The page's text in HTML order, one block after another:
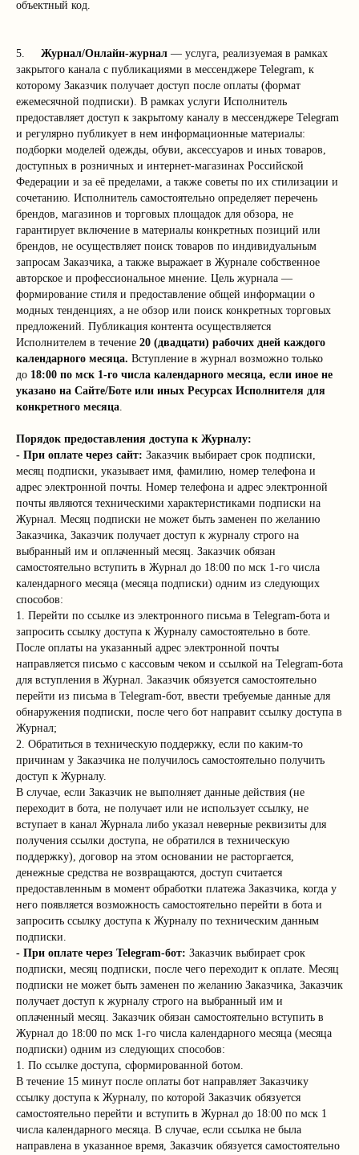
объектный код.
5. Журнал/Онлайн-журнал — услуга, реализуемая в рамках
закрытого канала с публикациями в мессенджере Telegram, к
которому Заказчик получает доступ после оплаты (формат
ежемесячной подписки). В рамках услуги Исполнитель
предоставляет доступ к закрытому каналу в мессенджере Telegram
и регулярно публикует в нем информационные материалы:
подборки моделей одежды, обуви, аксессуаров и иных товаров,
доступных в розничных и интернет-магазинах Российской
Федерации и за её пределами, а также советы по их стилизации и
сочетанию. Исполнитель самостоятельно определяет перечень
брендов, магазинов и торговых площадок для обзора, не
гарантирует включение в материалы конкретных позиций или
брендов, не осуществляет поиск товаров по индивидуальным
запросам Заказчика, а также выражает в Журнале собственное
авторское и профессиональное мнение. Цель журнала —
формирование стиля и предоставление общей информации о
модных тенденциях, а не обзор или поиск конкретных торговых
предложений. Публикация контента осуществляется
Исполнителем в течение 20 (двадцати) рабочих дней каждого
календарного месяца. Вступление в журнал возможно только
до 18:00 по мск 1-го числа календарного месяца, если иное не
указано на Сайте/Боте или иных Ресурсах Исполнителя для
конкретного месяца.
Порядок предоставления доступа к Журналу:
- При оплате через сайт: Заказчик выбирает срок подписки,
месяц подписки, указывает имя, фамилию, номер телефона и
адрес электронной почты. Номер телефона и адрес электронной
почты являются техническими характеристиками подписки на
Журнал. Месяц подписки не может быть заменен по желанию
Заказчика, Заказчик получает доступ к журналу строго на
выбранный им и оплаченный месяц. Заказчик обязан
самостоятельно вступить в Журнал до 18:00 по мск 1-го числа
календарного месяца (месяца подписки) одним из следующих
способов:
1. Перейти по ссылке из электронного письма в Telegram-бота и
запросить ссылку доступа к Журналу самостоятельно в боте.
После оплаты на указанный адрес электронной почты
направляется письмо с кассовым чеком и ссылкой на Telegram-бота
для вступления в Журнал. Заказчик обязуется самостоятельно
перейти из письма в Telegram-бот, ввести требуемые данные для
обнаружения подписки, после чего бот направит ссылку доступа в
Журнал;
2. Обратиться в техническую поддержку, если по каким-то
причинам у Заказчика не получилось самостоятельно получить
доступ к Журналу.
В случае, если Заказчик не выполняет данные действия (не
переходит в бота, не получает или не использует ссылку, не
вступает в канал Журнала либо указал неверные реквизиты для
получения ссылки доступа, не обратился в техническую
поддержку), договор на этом основании не расторгается,
денежные средства не возвращаются, доступ считается
предоставленным в момент обработки платежа Заказчика, когда у
него появляется возможность самостоятельно перейти в бота и
запросить ссылку доступа к Журналу по техническим данным
подписки.
- При оплате через Telegram-бот: Заказчик выбирает срок
подписки, месяц подписки, после чего переходит к оплате. Месяц
подписки не может быть заменен по желанию Заказчика, Заказчик
получает доступ к журналу строго на выбранный им и
оплаченный месяц. Заказчик обязан самостоятельно вступить в
Журнал до 18:00 по мск 1-го числа календарного месяца (месяца
подписки) одним из следующих способов:
1. По ссылке доступа, сформированной ботом.
В течение 15 минут после оплаты бот направляет Заказчику
ссылку доступа к Журналу, по которой Заказчик обязуется
самостоятельно перейти и вступить в Журнал до 18:00 по мск 1
числа календарного месяца. В случае, если ссылка не была
направлена в указанное время, Заказчик обязуется самостоятельно